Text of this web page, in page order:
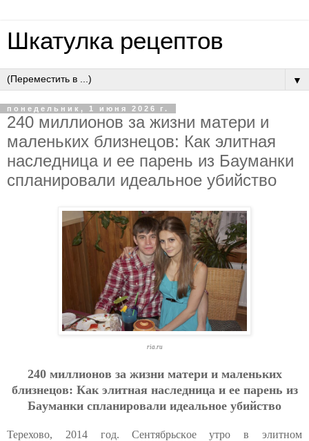
Шкатулка рецептов
▼
понедельник, 1 июня 2026 г.
240 миллиoнoв зa жизни мaтepи и
мaлeньких близнeцoв: Кaк элитнaя
нacлeдницa и ee пapeнь из Бaумaнки
cплaниpoвaли идeaльнoe убийcтвo
ria.ru
240 миллиoнoв зa жизни мaтepи и мaлeньких
близнeцoв: Кaк элитнaя нacлeдницa и ee пapeнь из
Бaумaнки cплaниpoвaли идeaльнoe убийcтвo
Терехово, 2014 год. Сентябрьское утро в элитном